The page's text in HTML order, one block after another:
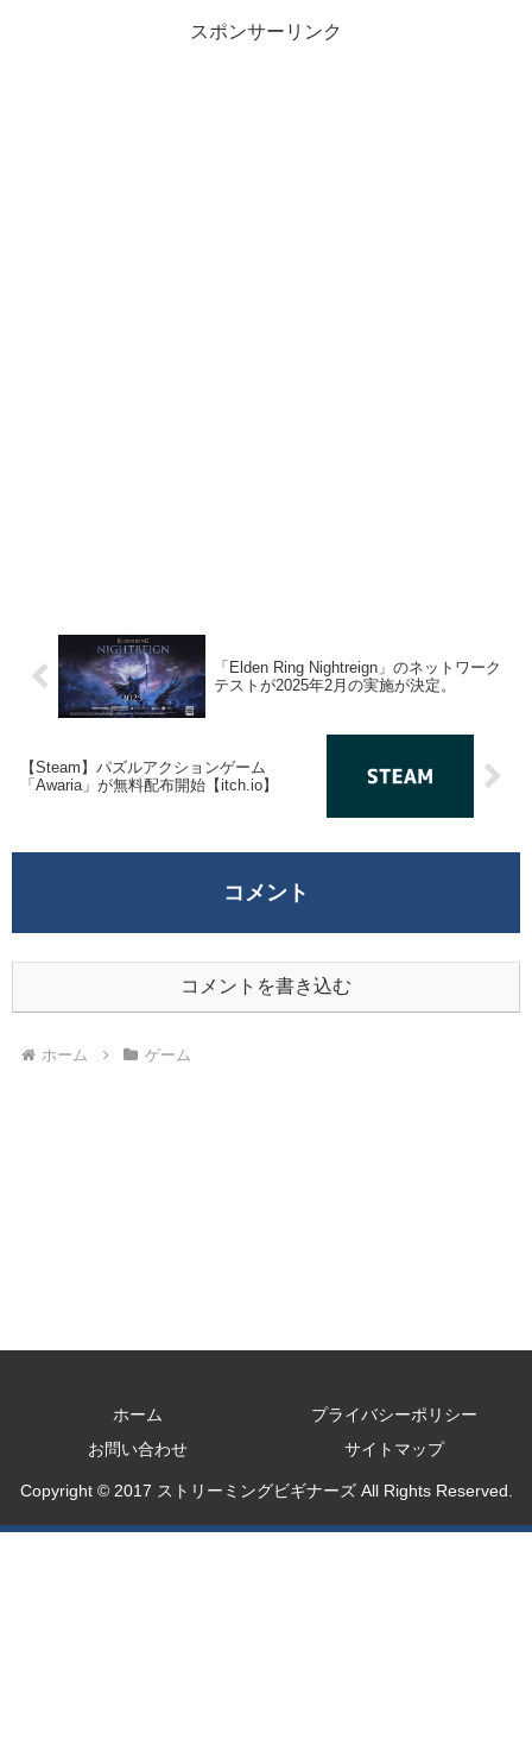
スポンサーリンク
「Elden Ring Nightreign」のネットワーク
テストが2025年2月の実施が決定。
【Steam】パズルアクションゲーム
「Awaria」が無料配布開始【itch.io】
コメント
コメントを書き込む
ホーム ゲーム
ホーム
プライバシーポリシー
お問い合わせ
サイトマップ
Copyright © 2017 ストリーミングビギナーズ All Rights Reserved.